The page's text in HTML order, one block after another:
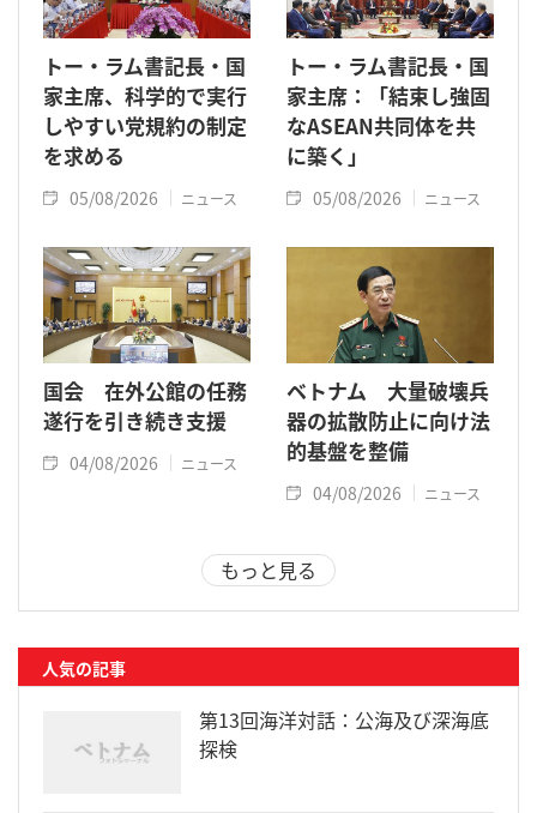
トー・ラム書記長・国
家主席、科学的で実行
しやすい党規約の制定
を求める
05/08/2026 ニュース
トー・ラム書記長・国
家主席：「結束し強固
なASEAN共同体を共
に築く」
05/08/2026 ニュース
国会 在外公館の任務
遂行を引き続き支援
04/08/2026 ニュース
ベトナム 大量破壊兵
器の拡散防止に向け法
的基盤を整備
04/08/2026 ニュース
もっと見る
人気の記事
第13回海洋対話：公海及び深海底
探検